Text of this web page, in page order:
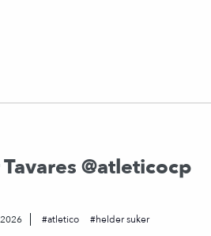
@atleticocp
atletico helder suker